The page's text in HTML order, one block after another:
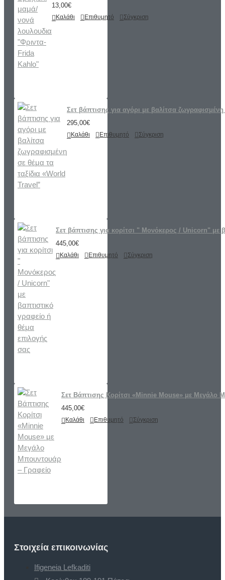
13,00€
Καλάθι Επιθυμητό Σύγκριση
Σετ βάπτισης για αγόρι με βαλίτσα
295,00€
Καλάθι Επιθυμητό Σύγκριση
Σετ βάπτισης για κορίτσι " Μονόκερος / Unicorn" με
445,00€
Καλάθι Επιθυμητό Σύγκριση
Σετ Βάπτισης Κορίτσι «Minnie Mouse» με Μεγάλο
445,00€
Καλάθι Επιθυμητό Σύγκριση
Στοιχεία επικοινωνίας
Ifigeneia Lefkaditi